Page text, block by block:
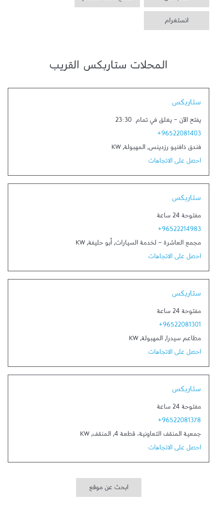
انستغرام
المحلات ستاربكس القريب
ستاربكس
يفتح الآن - يغلق في تمام 23:30
+96522081403
فندق ذافنيو رزدينس, المهبولة,
KW
احصل على الاتجاهات
ستاربكس
مفتوحة 24 ساعة
+96522214983
مجمع العاشرة - لخدمة السيارات, أبو حليفة,
KW
احصل على الاتجاهات
ستاربكس
مفتوحة 24 ساعة
+96522081301
مطاعم سيدرا, المهبولة,
KW
احصل على الاتجاهات
ستاربكس
مفتوحة 24 ساعة
+96522081378
جمعية المنقف التعاونية، قطعة 4 , المنقف,
KW
احصل على الاتجاهات
ابحث عن موقع